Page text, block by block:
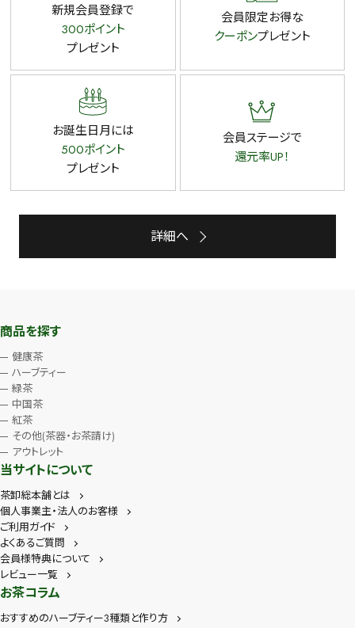
新規会員登録で
300ポイント
プレゼント
会員限定お得な
クーポンプレゼント
お誕生日月には
500ポイント
プレゼント
会員ステージで
還元率UP！
詳細へ
商品を探す
健康茶
ハーブティー
緑茶
中国茶
紅茶
その他(茶器・お茶請け)
アウトレット
当サイトについて
茶卸総本舗とは
個人事業主・法人のお客様
ご利用ガイド
よくあるご質問
会員様特典について
レビュー一覧
お茶コラム
おすすめのハーブティー3種類と作り方